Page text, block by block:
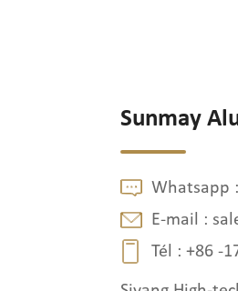
Sunmay
Whatsapp :
E-mail :
Tél : +86 -